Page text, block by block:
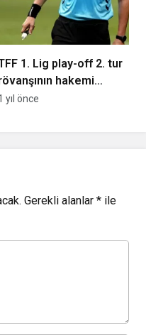
1. Lig play-off 2. tur
hakemi
yıl önce
Gerekli alanlar * ile